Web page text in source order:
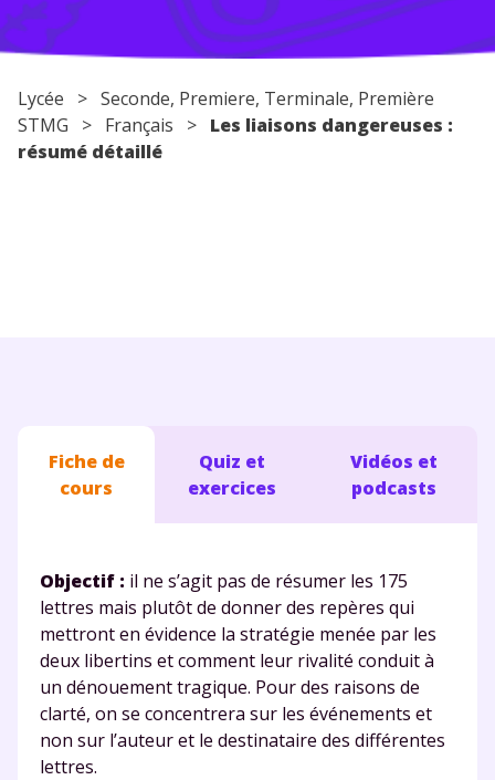
Conseils pour les parents
Lycée > Seconde, Premiere, Terminale, Première
STMG > Français > Les liaisons dangereuses :
résumé détaillé
Fiche de
cours
Quiz et
exercices
Vidéos et
podcasts
Objectif : il ne s’agit pas de résumer les 175
lettres mais plutôt de donner des repères qui
mettront en évidence la stratégie menée par les
deux libertins et comment leur rivalité conduit à
un dénouement tragique. Pour des raisons de
clarté, on se concentrera sur les événements et
non sur l’auteur et le destinataire des différentes
lettres.